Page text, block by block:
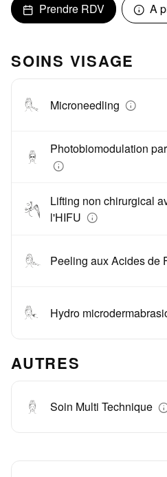
Prendre RDV A
SOINS VISAGE
Microneedling
Photobiomodulation
Lifting non chirurgical
l'HIFU
Peeling aux Acides de
Hydro
AUTRES
Soin Multi Technique